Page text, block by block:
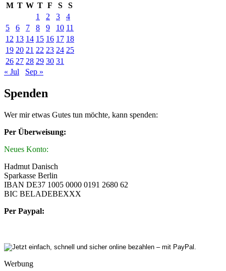
M T W T F S
S
1
2 3
4
5
6 7 8 9 10 11
12 13 14 15 16 17 18
19 20 21 22 23 24 25
26 27 28 29 30 31
« Jul
Sep »
Spenden
Wer mir etwas Gutes tun möchte, kann spenden:
Per Überweisung:
Neues Konto:
Hadmut Danisch
Sparkasse Berlin
IBAN DE37 1005 0000 0191 2680 62
BIC BELADEBEXXX
Per Paypal:
Werbung